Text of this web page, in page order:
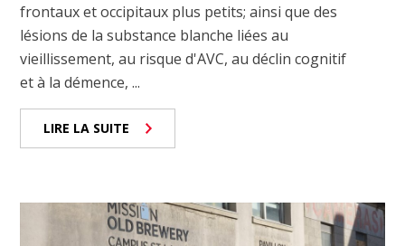
frontaux et occipitaux plus petits; ainsi que des
lésions de la substance blanche liées au
vieillissement, au risque d'AVC, au déclin cognitif
et à la démence, ...
LIRE LA SUITE